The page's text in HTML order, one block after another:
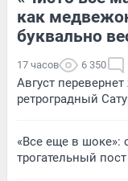
как
буквально
17 часов 6 350
Август
ретроградный
«Все еще в шоке»:
трогательный